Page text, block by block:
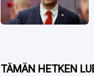
TÄMÄN HETKEN